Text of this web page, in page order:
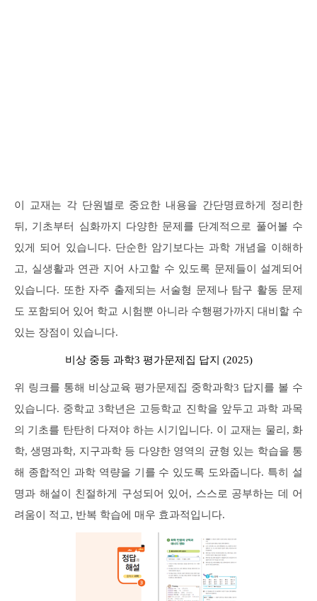
이 교재는 각 단원별로 중요한 내용을 간단명료하게 정리한
뒤, 기초부터 심화까지 다양한 문제를 단계적으로 풀어볼 수
있게 되어 있습니다. 단순한 암기보다는 과학 개념을 이해하
고, 실생활과 연관 지어 사고할 수 있도록 문제들이 설계되어
있습니다. 또한 자주 출제되는 서술형 문제나 탐구 활동 문제
도 포함되어 있어 학교 시험뿐 아니라 수행평가까지 대비할 수
있는 장점이 있습니다.
비상 중등 과학3 평가문제집 답지 (2025)
위 링크를 통해 비상교육 평가문제집 중학과학3 답지를 볼 수
있습니다. 중학교 3학년은 고등학교 진학을 앞두고 과학 과목
의 기초를 탄탄히 다져야 하는 시기입니다. 이 교재는 물리, 화
학, 생명과학, 지구과학 등 다양한 영역의 균형 있는 학습을 통
해 종합적인 과학 역량을 기를 수 있도록 도와줍니다. 특히 설
명과 해설이 친절하게 구성되어 있어, 스스로 공부하는 데 어
려움이 적고, 반복 학습에 매우 효과적입니다.